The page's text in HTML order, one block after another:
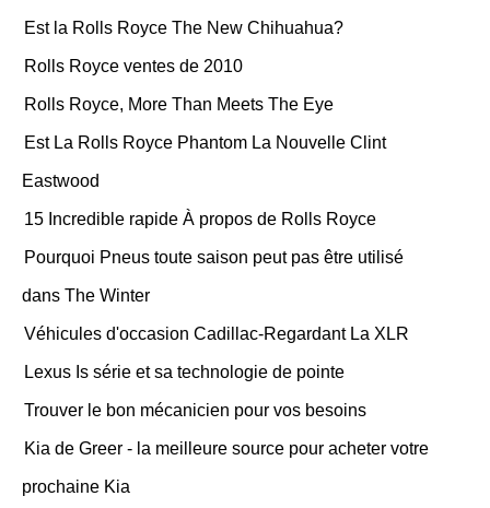
Est la Rolls Royce The New Chihuahua?
Rolls Royce ventes de 2010
Rolls Royce, More Than Meets The Eye
Est La Rolls Royce Phantom La Nouvelle Clint
Eastwood
15 Incredible rapide À propos de Rolls Royce
Pourquoi Pneus toute saison peut pas être utilisé
dans The Winter
Véhicules d'occasion Cadillac-Regardant La XLR
Lexus Is série et sa technologie de pointe
Trouver le bon mécanicien pour vos besoins
Kia de Greer - la meilleure source pour acheter votre
prochaine Kia